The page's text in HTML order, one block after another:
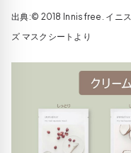
出典:© 2018 Innisfree. イニ
ズ マスクシートより